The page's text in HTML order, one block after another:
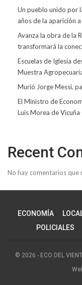
Un pueblo unido por
años de la aparición
Avanza la obra de la
transformará la
Escuelas de Iglesia
Muestra
Murió Jorge Messi,
El Ministro de
Luis Morea de Vicuña
Recent
No hay comentarios que
ECONOMÍA
POLICIALES
© 2026 - ECO DEL